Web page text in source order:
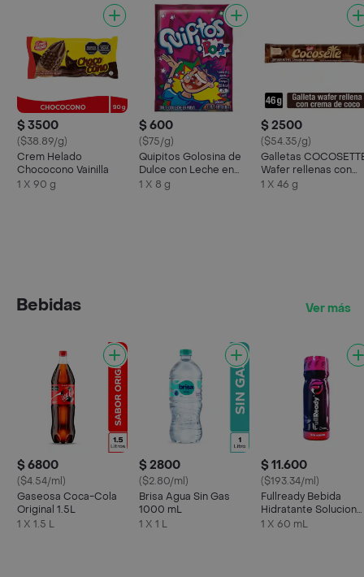
$ 3500
($38.89/g)
Crem Helado
Chococono Vainilla
1 X 90 g
$ 600
($75/g)
Quipitos Golosina de
Dulce con Leche en
Polvo Pops
1 X 8 g
$ 2500
($54.35/g)
Galletas
Wafer rellenas con
crema de coco x 46g
1 X 46 g
Bebidas Ver más
$ 6800
($4.54/ml)
Gaseosa Coca-Cola
Original 1.5L
1 X 1.5 L
$ 2800
($2.80/ml)
Brisa Agua Sin Gas
1000 mL
1 X 1 L
$ 11.600
($193.34/ml)
Fullready Bebida
Hidratante Solucion
Para El Guayuabo 60
1 X 60 mL